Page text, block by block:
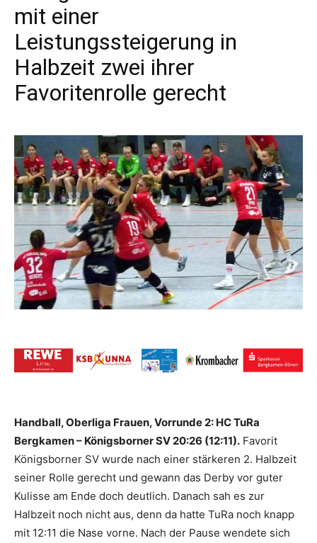
mit einer
Leistungssteigerung in
Halbzeit zwei ihrer
Favoritenrolle gerecht
Handball, Oberliga Frauen, Vorrunde 2: HC TuRa
Bergkamen – Königsborner SV 20:26 (12:11). Favorit
Königsborner SV wurde nach einer stärkeren 2. Halbzeit
seiner Rolle gerecht und gewann das Derby vor guter
Kulisse am Ende doch deutlich. Danach sah es zur
Halbzeit noch nicht aus, denn da hatte TuRa noch knapp
mit 12:11 die Nase vorne. Nach der Pause wendete sich